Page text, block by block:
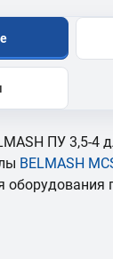
ПУ 3,5-4
BELMASH